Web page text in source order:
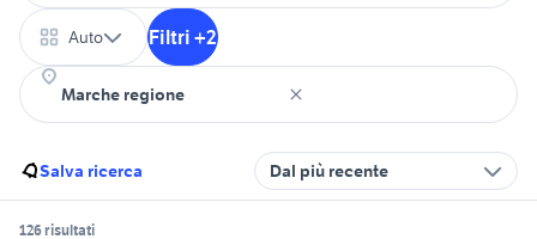
Auto Filtri +2
Salva ricerca Dal più recente
126 risultati